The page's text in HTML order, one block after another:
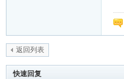
返回列表
快速回复